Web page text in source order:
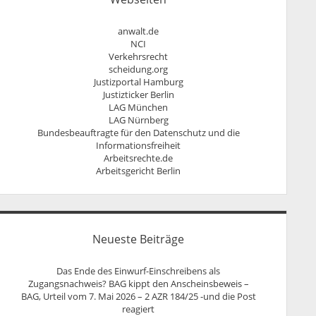
Persönlichkeitsrecht
anwalt.de
NCI
Verkehrsrecht
scheidung.org
Justizportal Hamburg
Justizticker Berlin
LAG München
LAG Nürnberg
Bundesbeauftragte für den Datenschutz und die
Informationsfreiheit
Arbeitsrechte.de
Arbeitsgericht Berlin
Neueste Beiträge
Das Ende des Einwurf-Einschreibens als
Zugangsnachweis? BAG kippt den Anscheinsbeweis –
BAG, Urteil vom 7. Mai 2026 – 2 AZR 184/25 -und die Post
reagiert